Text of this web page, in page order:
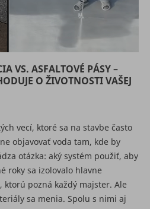
VS. ASFALTOVÉ PÁSY –
O ŽIVOTNOSTI VAŠEJ
vecí, ktoré sa na stavbe často
objavovať voda tam, kde by
otázka: aký systém použiť, aby
roky sa izolovalo hlavne
ktorú pozná každý majster. Ale
sa menia. Spolu s nimi aj